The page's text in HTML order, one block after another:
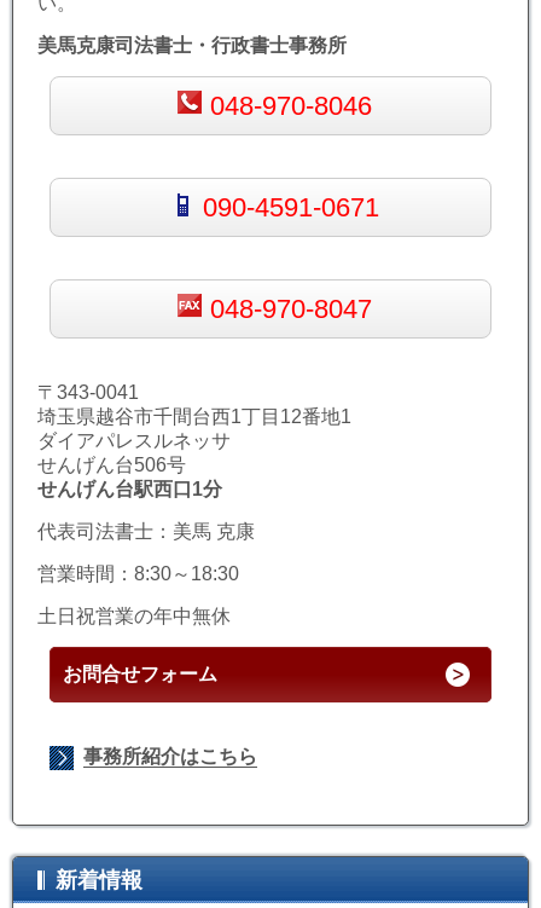
美馬克康司法書士・行政書士事務所
048-970-8046
090-4591-0671
048-970-8047
〒343-0041
埼玉県越谷市千間台西1丁目12番地1
ダイアパレスルネッサ
せんげん台506号
せんげん台駅西口1分
代表司法書士：美馬 克康
営業時間：8:30～18:30
土日祝営業の年中無休
お問合せフォーム
事務所紹介はこちら
新着情報